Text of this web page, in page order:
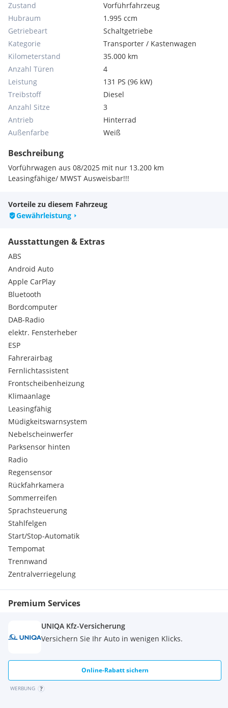
Zustand
Vorführfahrzeug
Hubraum
1.995 ccm
Getriebeart
Schaltgetriebe
Kategorie
Transporter / Kastenwagen
Kilometerstand
35.000 km
Anzahl Türen
4
Leistung
131 PS (96 kW)
Treibstoff
Diesel
Anzahl Sitze
3
Antrieb
Hinterrad
Außenfarbe
Weiß
Beschreibung
Vorführwagen aus 08/2025 mit nur 13.200 km
Leasingfähige/ MWST Ausweisbar!!!
Vorteile zu diesem Fahrzeug
Gewährleistung
Ausstattungen & Extras
ABS
Android Auto
Apple CarPlay
Bluetooth
Bordcomputer
DAB-Radio
elektr. Fensterheber
ESP
Fahrerairbag
Fernlichtassistent
Frontscheibenheizung
Klimaanlage
Leasingfähig
Müdigkeitswarnsystem
Nebelscheinwerfer
Parksensor hinten
Radio
Regensensor
Rückfahrkamera
Sommerreifen
Sprachsteuerung
Stahlfelgen
Start/Stop-Automatik
Tempomat
Trennwand
Zentralverriegelung
Premium Services
UNIQA Kfz-Versicherung
Versichern Sie Ihr Auto in wenigen Klicks.
Online-Rabatt sichern
WERBUNG